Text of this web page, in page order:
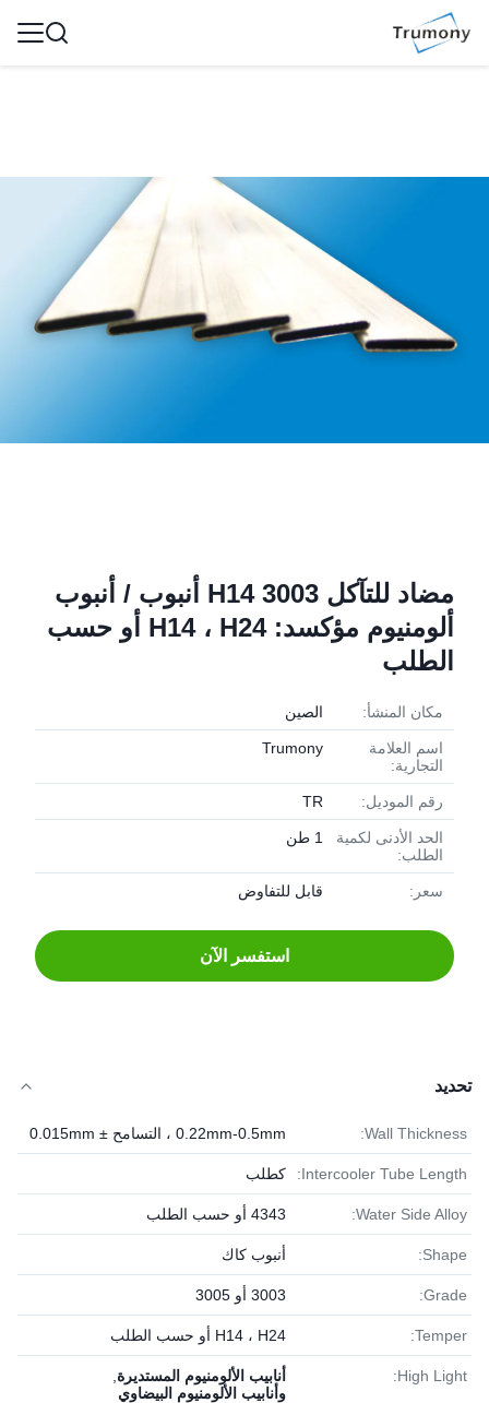
مضاد للتآكل 3003 H14 أنبوب / أنبوب
ألومنيوم مؤكسد: H14 ، H24 أو حسب
الطلب
مكان المنشأ: الصين
اسم العلامة
التجارية:
Trumony
رقم الموديل: TR
الحد الأدنى لكمية
الطلب:
1 طن
سعر: قابل للتفاوض
استفسر الآن
تحديد
Wall Thickness: 0.22mm-0.5mm ، التسامح ± 0.015mm
Intercooler Tube Length: كطلب
Water Side Alloy: 4343 أو حسب الطلب
Shape: أنبوب كاك
Grade: 3003 أو 3005
Temper: H14 ، H24 أو حسب الطلب
High Light: أنابيب الألومنيوم المستديرة
وأنابيب الألومنيوم البيضاوي